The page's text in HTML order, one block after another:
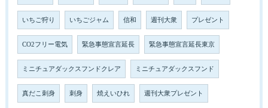
いちご狩り いちごジャム 信和 週刊大衆 プレゼント
CO2フリー電気 緊急事態宣言延長 緊急事態宣言延長東京
ミニチュアダックスフンドクレア ミニチュアダックスフンド
真だこ刺身 刺身 焼えいひれ 週刊大衆プレゼント